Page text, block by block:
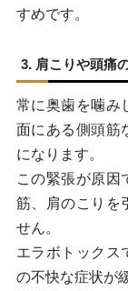
すめです。
3. 肩こりや頭痛
常に奥歯を噛み
面にある側頭筋
になります。
この緊張が原因
筋、肩のこりを
せん。
エラボトックス
の不快な症状が